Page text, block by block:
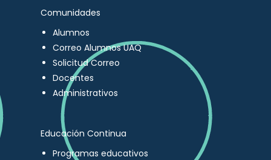
Comunidades
Alumnos
Correo Alumnos UAQ
Solicitud Correo
Docentes
Administrativos
Educación Continua
Programas educativos